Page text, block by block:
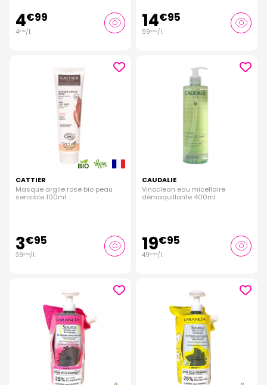
4€99
4€99/l. 14€95
99€67/l.
CATTIER
Masque argile rose bio peau
sensible 100ml
3€95
39€50/l.
CAUDALIE
Vinoclean eau micellaire
démaquillante 400ml
19€95
49€88/l.